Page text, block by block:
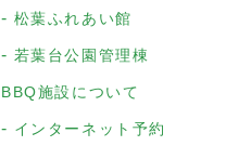
松葉ふれあい館
若葉台公園管理棟
BBQ施設について
インターネット予約